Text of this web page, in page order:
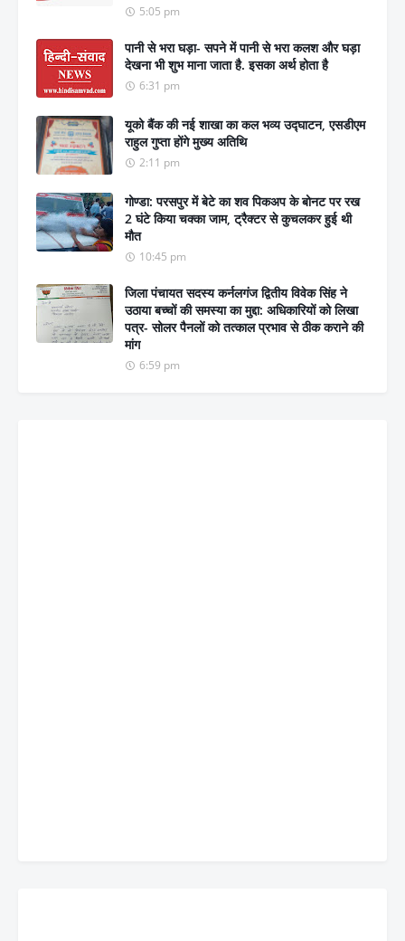
5:05 pm
पानी से भरा घड़ा- सपने में पानी से भरा कलश और घड़ा
देखना भी शुभ माना जाता है. इसका अर्थ होता है
6:31 pm
यूको बैंक की नई शाखा का कल भव्य उद्घाटन, एसडीएम
राहुल गुप्ता होंगे मुख्य अतिथि
2:11 pm
गोण्डा: परसपुर में बेटे का शव पिकअप के बोनट पर रख
2 घंटे किया चक्का जाम, ट्रैक्टर से कुचलकर हुई थी
मौत
10:45 pm
जिला पंचायत सदस्य कर्नलगंज द्वितीय विवेक सिंह ने
उठाया बच्चों की समस्या का मुद्दा: अधिकारियों को लिखा
पत्र- सोलर पैनलों को तत्काल प्रभाव से ठीक कराने की
मांग
6:59 pm